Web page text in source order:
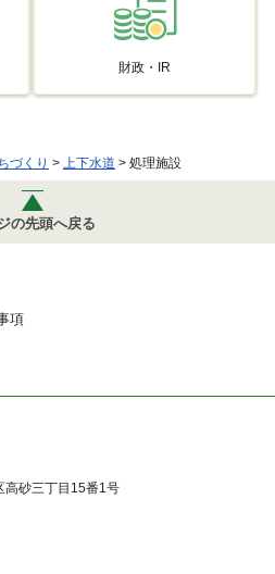
財政・IR
づくり > 上下水道 > 処理施設
の先頭へ戻る
項
高砂三丁目15番1号